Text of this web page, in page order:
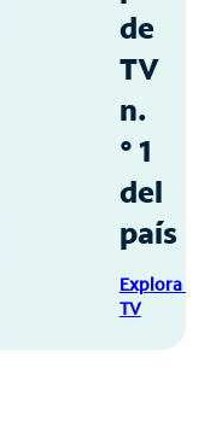
de
TV
n.
° 1
del
país
Explora
TV